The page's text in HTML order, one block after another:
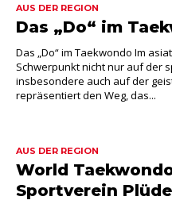
AUS DER REGION
Das „Do“ im
Das „Do“ im Taekwondo Im
Schwerpunkt nicht nur auf der
insbesondere auch auf der
repräsentiert den Weg, das...
AUS DER REGION
World
Sportverein